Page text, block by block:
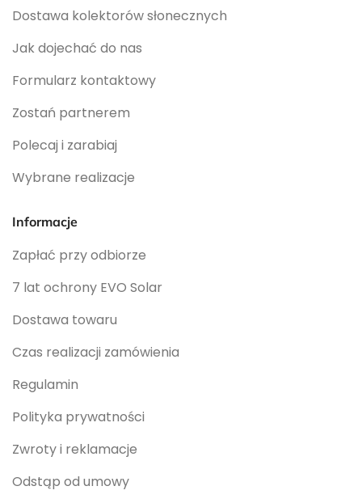
Dostawa kolektorów słonecznych
Jak dojechać do nas
Formularz kontaktowy
Zostań partnerem
Polecaj i zarabiaj
Wybrane realizacje
Informacje
Zapłać przy odbiorze
7 lat ochrony EVO Solar
Dostawa towaru
Czas realizacji zamówienia
Regulamin
Polityka prywatności
Zwroty i reklamacje
Odstąp od umowy